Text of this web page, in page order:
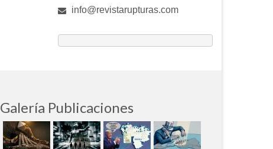
info@revistarupturas.com
Galería Publicaciones